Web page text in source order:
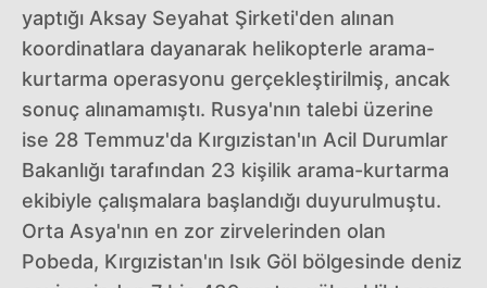
yaptığı Aksay Seyahat Şirketi'den alınan
koordinatlara dayanarak helikopterle arama-
kurtarma operasyonu gerçekleştirilmiş, ancak
sonuç alınamamıştı. Rusya'nın talebi üzerine
ise 28 Temmuz'da Kırgızistan'ın Acil Durumlar
Bakanlığı tarafından 23 kişilik arama-kurtarma
ekibiyle çalışmalara başlandığı duyurulmuştu.
Orta Asya'nın en zor zirvelerinden olan
Pobeda, Kırgızistan'ın Isık Göl bölgesinde deniz